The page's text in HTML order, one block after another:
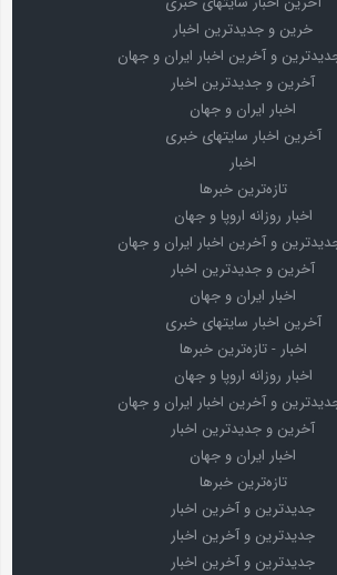
خرین و جدیدترین اخبار
و آخرین اخبار ایران و جهان
آخرین و جدیدترین اخبار
اخبار ایران و جهان
آخرین اخبار سایتهای خبری
اخبار
تازه‌ترین خبرها
اخبار روزانه اروپا و جهان
و آخرین اخبار ایران و جهان
آخرین و جدیدترین اخبار
اخبار ایران و جهان
آخرین اخبار سایتهای خبری
اخبار - تازه‌ترین خبرها
اخبار روزانه اروپا و جهان
و آخرین اخبار ایران و جهان
آخرین و جدیدترین اخبار
اخبار ایران و جهان
تازه‌ترین خبرها
جدیدترین و آخرین اخبار
جدیدترین و آخرین اخبار
جدیدترین و آخرین اخبار